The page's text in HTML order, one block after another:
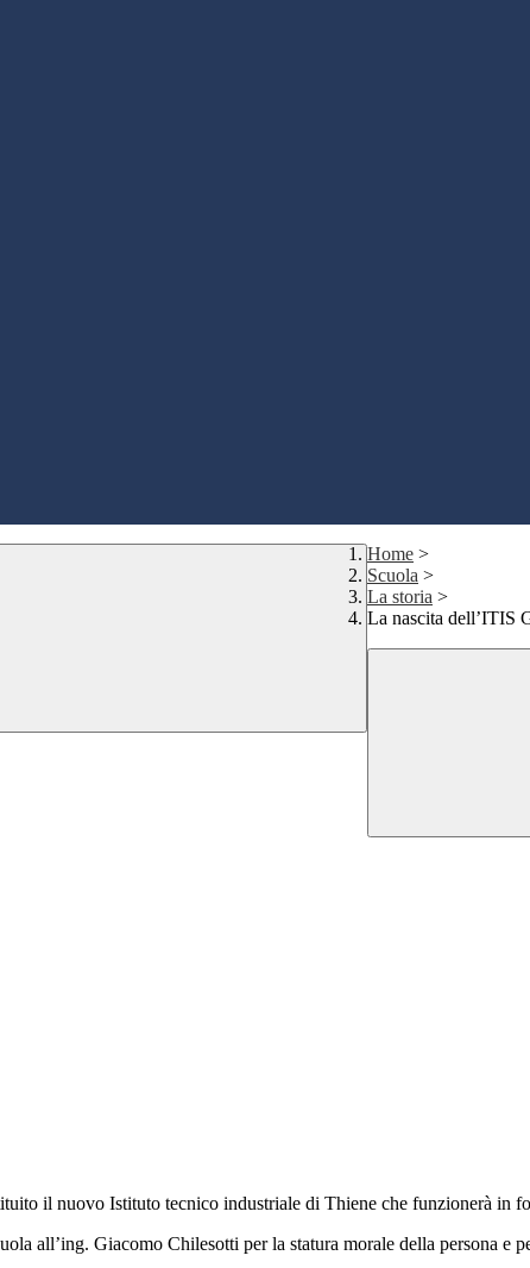
Home >
Scuola >
La storia >
La nascita dell’ITIS
il nuovo Istituto tecnico industriale di Thiene che funzionerà in
all’ing. Giacomo Chilesotti per la statura morale della persona e